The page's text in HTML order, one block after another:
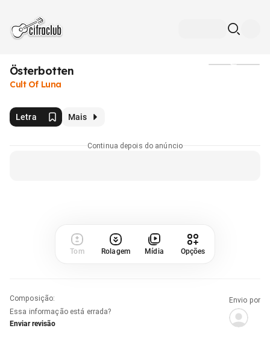
Österbotten
Cult Of Luna
Letra Mais
Continua depois do anúncio
Tom Rolagem Mídia Opções
Composição:
Essa informação está errada?
Enviar revisão
Envio por